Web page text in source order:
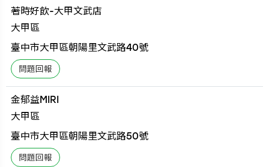
著時好飲-大甲文武店
大甲區
臺中市大甲區朝陽里文武路40號
金郁益MIRI
大甲區
臺中市大甲區朝陽里文武路50號